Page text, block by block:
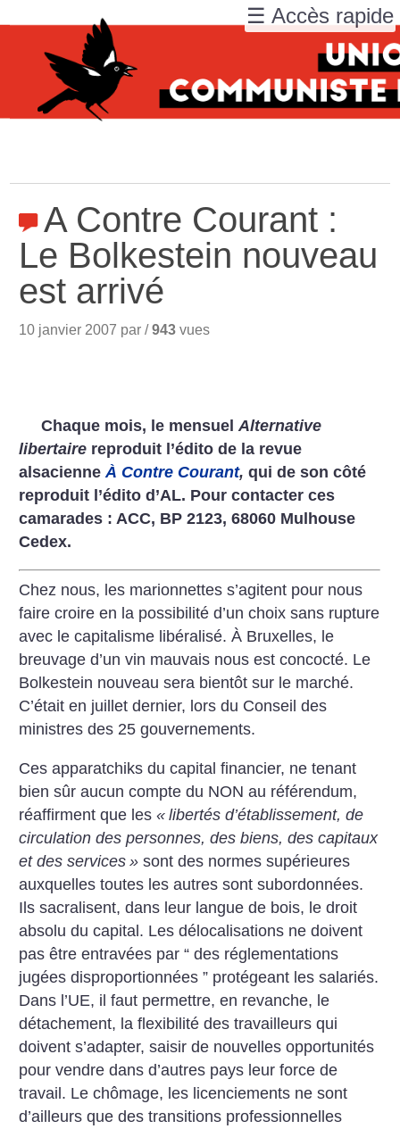
A Contre Courant :
Le Bolkestein nouveau
est arrivé
10 janvier 2007 par /943 vues
Chaque mois, le mensuelAlternative
libertaire reproduit l’édito de la revue
alsacienneÀ Contre Courant, qui de son côté
reproduit l’édito d’AL. Pour contacter ces
camarades : ACC, BP 2123, 68060 Mulhouse
Cedex.
Chez nous, les marionnettes s’agitent pour nous
faire croire en la possibilité d’un choix sans rupture
avec le capitalisme libéralisé. À Bruxelles, le
breuvage d’un vin mauvais nous est concocté. Le
Bolkestein nouveau sera bientôt sur le marché.
C’était en juillet dernier, lors du Conseil des
ministres des 25 gouvernements.
Ces apparatchiks du capital financier, ne tenant
bien sûr aucun compte du NON au référendum,
réaffirment que les« libertés d’établissement, de
circulation des personnes, des biens, des capitaux
et des services » sont des normes supérieures
auxquelles toutes les autres sont subordonnées.
Ils sacralisent, dans leur langue de bois, le droit
absolu du capital. Les délocalisations ne doivent
pas être entravées par “ des réglementations
jugées disproportionnées ” protégeant les salariés.
Dans l’UE, il faut permettre, en revanche, le
détachement, la flexibilité des travailleurs qui
doivent s’adapter, saisir de nouvelles opportunités
pour vendre dans d’autres pays leur force de
travail. Le chômage, les licenciements ne sont
d’ailleurs que des transitions professionnelles
☰ Accès rapide